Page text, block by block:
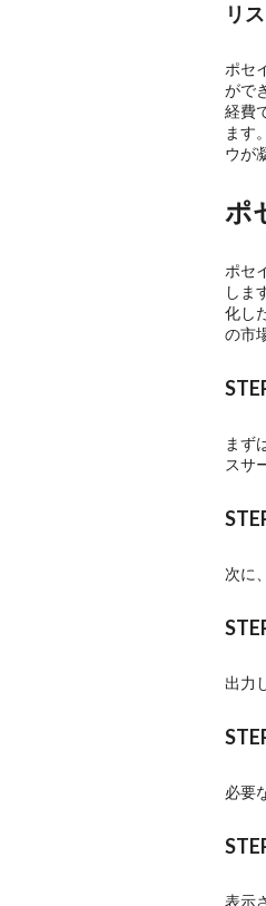
リ
ポセ
がで
経費
ます
ウが
ポ
ポセ
しま
化し
の市
まず
スサ
次に
出力
必要
表示